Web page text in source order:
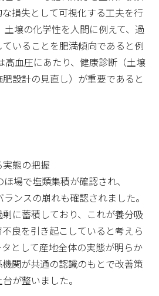
損失として可視化する工夫を行
土壌の化学性を人間に例えて、過
いることを肥満傾向であると例
高血圧にあたり、健康診断（土壌
設計の見直し）が重要であると
実態の把握
場で塩類集積が確認され、
ンスの崩れも確認されました。
に蓄積しており、これが養分吸
良を引き起こしていると考えら
として産地全体の実態が明らか
関が共通の認識のもとで改善策
が整いました。